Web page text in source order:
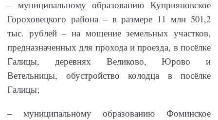
– муниципальному образованию Куприяновское
Гороховецкого района – в размере 11 млн 501,2
тыс. рублей – на мощение земельных участков,
предназначенных для прохода и проезда, в посёлке
Галицы, деревнях Великово, Юрово и
Ветельницы, обустройство колодца в посёлке
Галицы;
– муниципальному образованию Фоминское